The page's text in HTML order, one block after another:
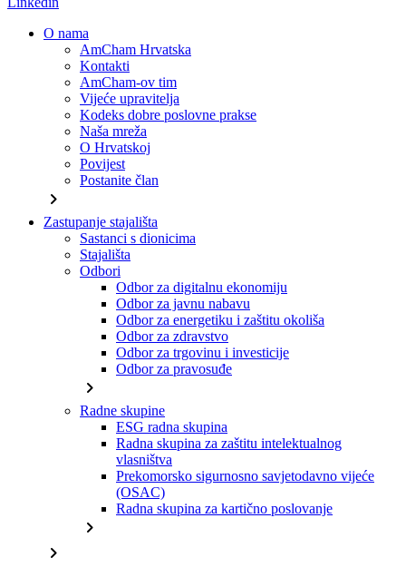
O nama
AmCham Hrvatska
Kontakti
AmCham-ov tim
Vijeće upravitelja
Kodeks dobre poslovne prakse
Naša mreža
O Hrvatskoj
Povijest
Postanite član
chevron_right
Zastupanje stajališta
Sastanci s dionicima
Stajališta
Odbori
Odbor za digitalnu ekonomiju
Odbor za javnu nabavu
Odbor za energetiku i zaštitu okoliša
Odbor za zdravstvo
Odbor za trgovinu i investicije
Odbor za pravosuđe
chevron_right
Radne skupine
ESG radna skupina
Radna skupina za zaštitu intelektualnog
vlasništva
Prekomorsko sigurnosno savjetodavno vijeće
(OSAC)
Radna skupina za kartično poslovanje
chevron_right
chevron_right